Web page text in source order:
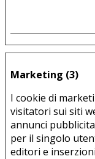
Marketing (3)
I cookie di
visitatori sui siti
annunci
per il singolo
editori e